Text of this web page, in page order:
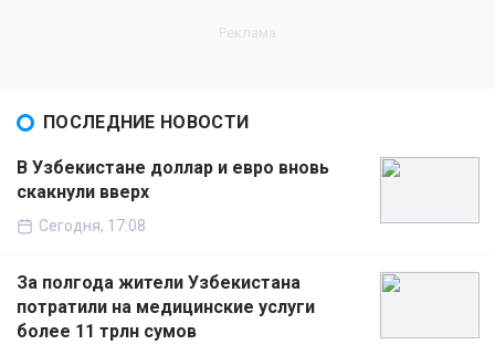
ПОСЛЕДНИЕ НОВОСТИ
В Узбекистане доллар и евро вновь
скакнули вверх
Сегодня, 17:08
За полгода жители Узбекистана
потратили на медицинские услуги
более 11 трлн сумов